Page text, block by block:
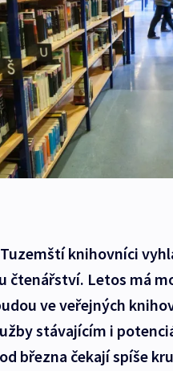
Tuzemští knihovníci
čtenářství. Letos má
ve veřejných
stávajícím i
března čekají spíše